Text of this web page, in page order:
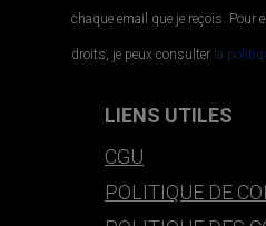
chaque email que je reçois. Pour
droits, je peux consulter la
LIENS UTILES
CGU
POLITIQUE DE